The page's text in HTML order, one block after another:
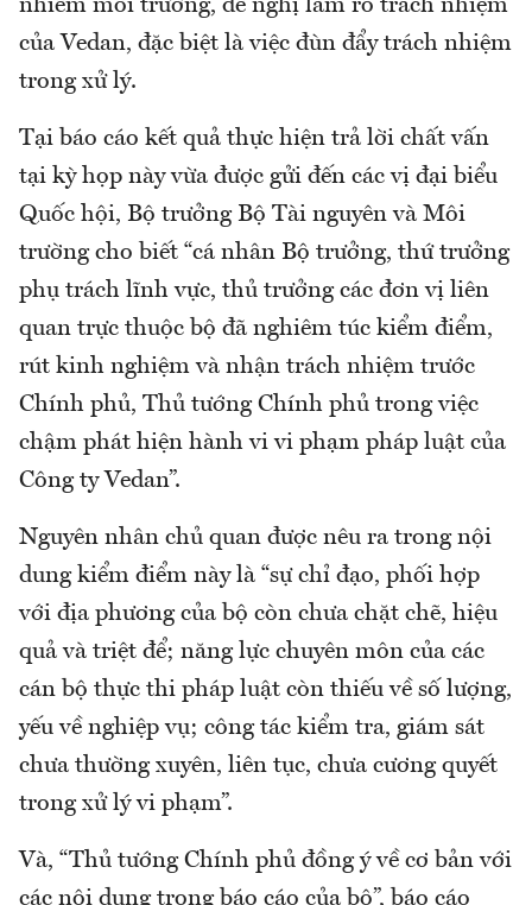
nhiễm môi trường, đề nghị làm rõ trách nhiệm
của Vedan, đặc biệt là việc đùn đẩy trách nhiệm
trong xử lý.
Tại báo cáo kết quả thực hiện trả lời chất vấn
tại kỳ họp này vừa được gửi đến các vị đại biểu
Quốc hội, Bộ trưởng Bộ Tài nguyên và Môi
trường cho biết “cá nhân Bộ trưởng, thứ trưởng
phụ trách lĩnh vực, thủ trưởng các đơn vị liên
quan trực thuộc bộ đã nghiêm túc kiểm điểm,
rút kinh nghiệm và nhận trách nhiệm trước
Chính phủ, Thủ tướng Chính phủ trong việc
chậm phát hiện hành vi vi phạm pháp luật của
Công ty Vedan”.
Nguyên nhân chủ quan được nêu ra trong nội
dung kiểm điểm này là “sự chỉ đạo, phối hợp
với địa phương của bộ còn chưa chặt chẽ, hiệu
quả và triệt để; năng lực chuyên môn của các
cán bộ thực thi pháp luật còn thiếu về số lượng,
yếu về nghiệp vụ; công tác kiểm tra, giám sát
chưa thường xuyên, liên tục, chưa cương quyết
trong xử lý vi phạm”.
Và, “Thủ tướng Chính phủ đồng ý về cơ bản với
các nội dung trong báo cáo của bộ”, báo cáo